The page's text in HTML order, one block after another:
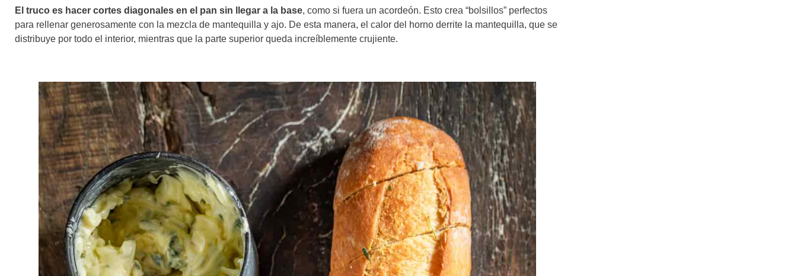
El truco es hacer cortes diagonales en el pan sin llegar a la base, como si fuera un acordeón. Esto crea “bolsillos” perfectos
para rellenar generosamente con la mezcla de mantequilla y ajo. De esta manera, el calor del horno derrite la mantequilla, que se
distribuye por todo el interior, mientras que la parte superior queda increíblemente crujiente.